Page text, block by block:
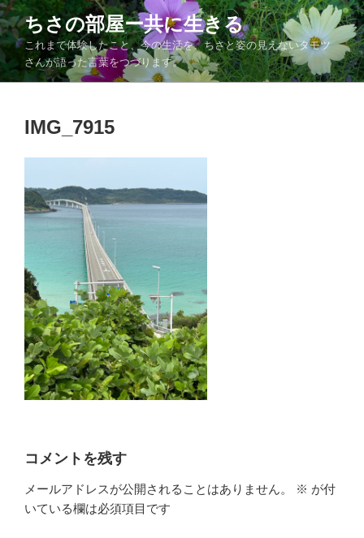
コ
ン
テ
ン
ツ
ちさの部屋ー共に生きる
これまで体験したこと、今の生活を、ちさと姿の見えないタモツ
さんが語った言葉をつづります。
IMG_7915
コメントを残す
メールアドレスが公開されることはありません。 ※ が付
いている欄は必須項目です